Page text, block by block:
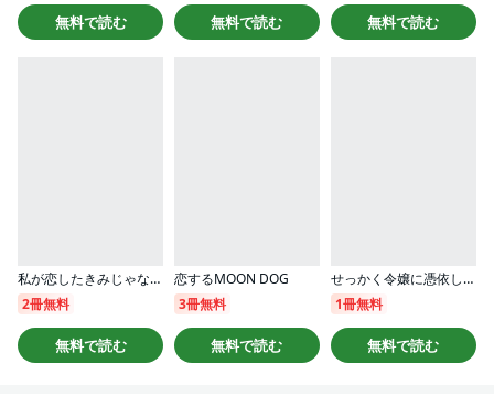
無料で読む 無料で読む 無料で読む
私が恋したきみじゃない（分冊版）
2冊無料
無料で読む
恋するMOON DOG
3冊無料
無料で読む
せっかく令嬢に憑依したのにすでにやらかした後でした！
1冊無料
無料で読む